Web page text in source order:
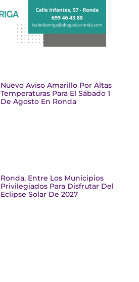
Nuevo Aviso Amarillo Por Altas
Temperaturas Para El Sábado 1
De Agosto En Ronda
Ronda, Entre Los Municipios
Privilegiados Para Disfrutar Del
Eclipse Solar De 2027